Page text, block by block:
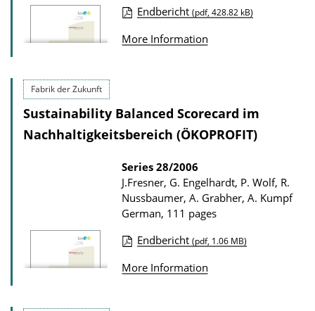
D
w
o
a
s
u
i
c
t
i
o
D
o
Endbericht (pdf, 428.82 kB)
More Information
Fabrik der Zukunft
Sustainability Balanced Scorecard im
Nachhaltigkeitsbereich (ÖKOPROFIT)
Series 28/2006
J.Fresner, G. Engelhardt, P. Wolf, R.
Nussbaumer, A. Grabher, A. Kumpf
German, 111 pages
u
Endbericht (pdf, 1.06 MB)
More Information